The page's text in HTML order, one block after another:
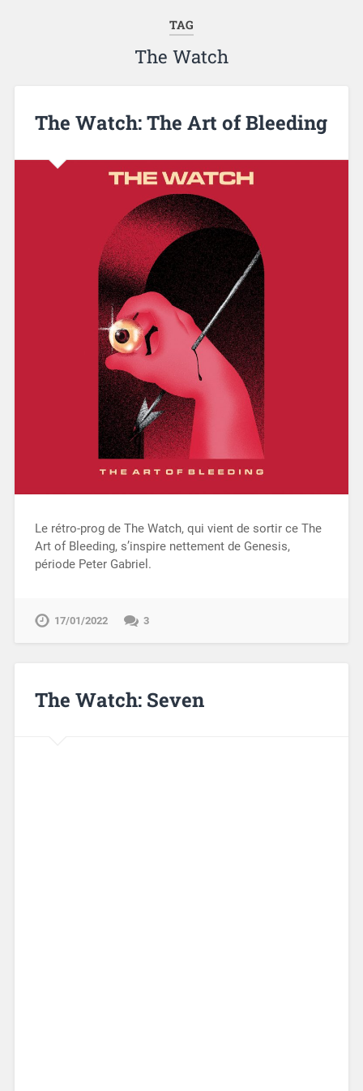
TAG
The Watch
The Watch: The Art of Bleeding
Le rétro-prog de The Watch, qui vient de sortir ce The
Art of Bleeding, s’inspire nettement de Genesis,
période Peter Gabriel.
17/01/2022 3
The Watch: Seven